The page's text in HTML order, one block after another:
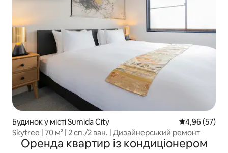
Будинок у місті Sumida City Середня
4,96 (57)
Skytree | 70 м² | 2 сп./2 ван. | Дизайнерський ремонт
Оренда квартир із кондиціонером